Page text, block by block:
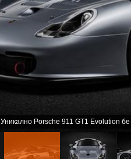
Уникално Porsche 911 GT1 Evolution